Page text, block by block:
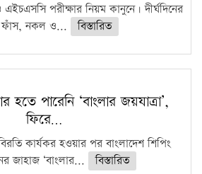
পরীক্ষার নিয়ম কানুনে। দীর্ঘদিনের
ফাঁস, নকল ও...
বিস্তারিত
হতে পারেনি ‘বাংলার জয়যাত্রা’,
ফিরে…
কার্যকর হওয়ার পর বাংলাদেশ শিপিং
জাহাজ ‘বাংলার...
বিস্তারিত